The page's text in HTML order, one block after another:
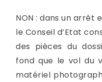
NON : dans un arrêt
le Conseil d’Etat
des pièces du
fond que le vol du
matériel